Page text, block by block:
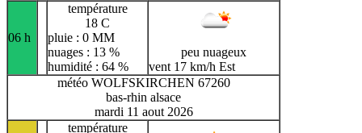
06 h
température
18 C
pluie : 0 MM
nuages : 13 %
humidité : 64 %
peu nuageux
vent 17 km/h Est
météo WOLFSKIRCHEN 67260
bas-rhin alsace
mardi 11 aout 2026
température